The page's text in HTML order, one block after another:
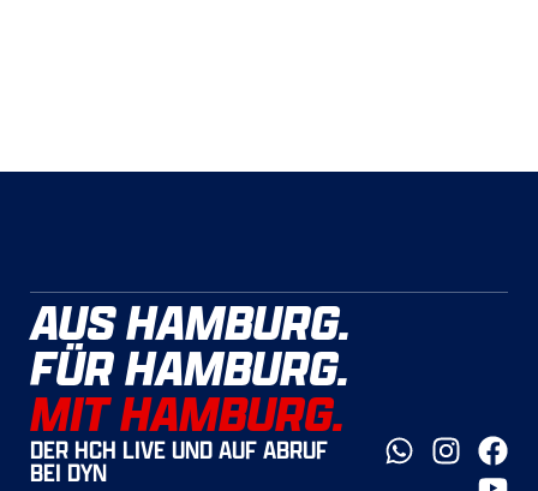
AUS HAMBURG.
FÜR HAMBURG.
MIT HAMBURG.
DER HCH LIVE UND AUF ABRUF
BEI DYN